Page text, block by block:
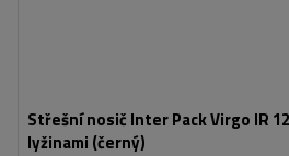
Střešní nosič Inter Pack Virgo IR
lyžinami (černý)